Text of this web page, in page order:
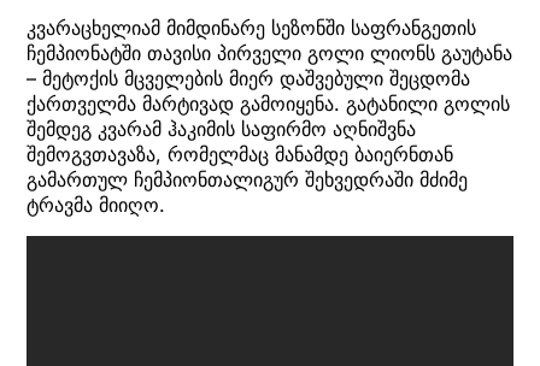
კვარაცხელიამ მიმდინარე სეზონში საფრანგეთის
ჩემპიონატში თავისი პირველი გოლი ლიონს გაუტანა
– მეტოქის მცველების მიერ დაშვებული შეცდომა
ქართველმა მარტივად გამოიყენა. გატანილი გოლის
შემდეგ კვარამ ჰაკიმის საფირმო აღნიშვნა
შემოგვთავაზა, რომელმაც მანამდე ბაიერნთან
გამართულ ჩემპიონთალიგურ შეხვედრაში მძიმე
ტრავმა მიიღო.